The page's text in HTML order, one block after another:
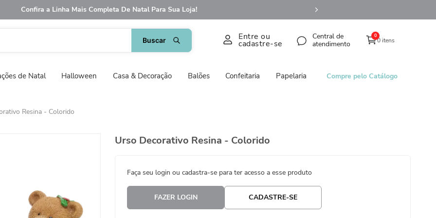
Confira a Linha Mais Completa De Natal Para Sua Loja!
Entre ou
cadastre-se
Central de
atendimento
0
0 itens
de Natal Halloween Casa & Decoração Balões Confeitaria Papelaria Compre pelo Catálogo
Resina - Colorido
Urso Decorativo Resina - Colorido
Faça seu login ou cadastra-se para ter acesso a esse produto
FAZER LOGIN CADASTRE-SE